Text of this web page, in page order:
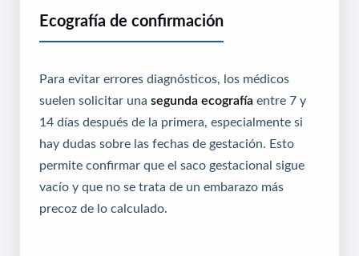
Ecografía de confirmación
Para evitar errores diagnósticos, los médicos
suelen solicitar una segunda ecografía entre 7 y
14 días después de la primera, especialmente si
hay dudas sobre las fechas de gestación. Esto
permite confirmar que el saco gestacional sigue
vacío y que no se trata de un embarazo más
precoz de lo calculado.